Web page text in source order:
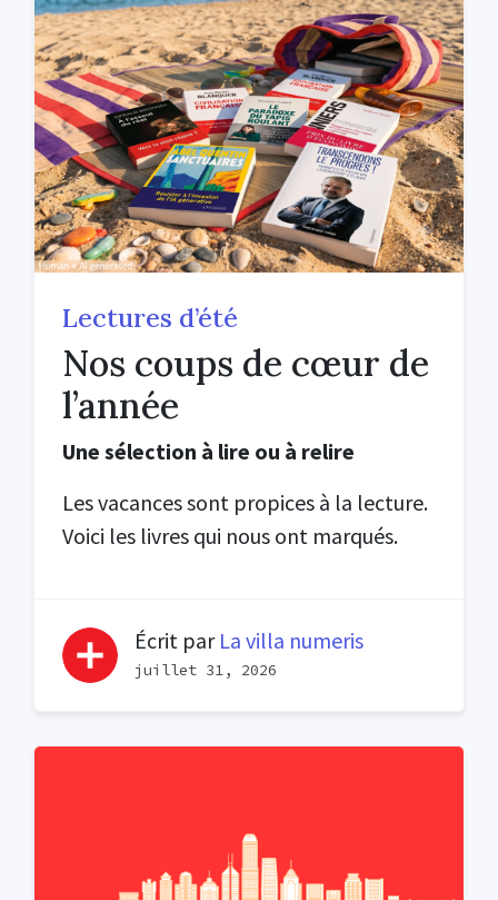
Lectures d’été
Nos coups de cœur de
l’année
Une sélection à lire ou à relire
Les vacances sont propices à la lecture.
Voici les livres qui nous ont marqués.
Écrit par La villa numeris
juillet 31, 2026